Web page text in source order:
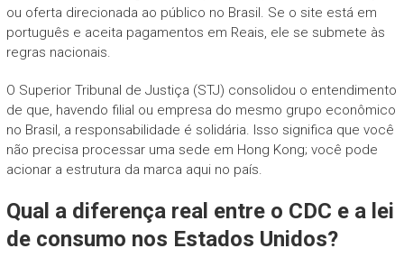
ou oferta direcionada ao público no Brasil. Se o site está em
português e aceita pagamentos em Reais, ele se submete às
regras nacionais.
O Superior Tribunal de Justiça (STJ) consolidou o entendimento
de que, havendo filial ou empresa do mesmo grupo econômico
no Brasil, a responsabilidade é solidária. Isso significa que você
não precisa processar uma sede em Hong Kong; você pode
acionar a estrutura da marca aqui no país.
Qual a diferença real entre o CDC e a lei
de consumo nos Estados Unidos?